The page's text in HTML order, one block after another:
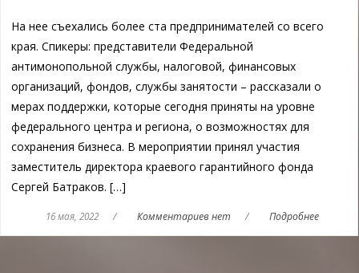
На нее съехались более ста предпринимателей со всего
края. Спикеры: представители Федеральной
антимонопольной службы, налоговой, финансовых
организаций, фондов, службы занятости – рассказали о
мерах поддержки, которые сегодня приняты на уровне
федерального центра и региона, о возможностях для
сохранения бизнеса. В мероприятии принял участия
заместитель директора краевого гарантийного фонда
Сергей Батраков. […]
16 мая, 2022 / Комментариев нет / Подробнее